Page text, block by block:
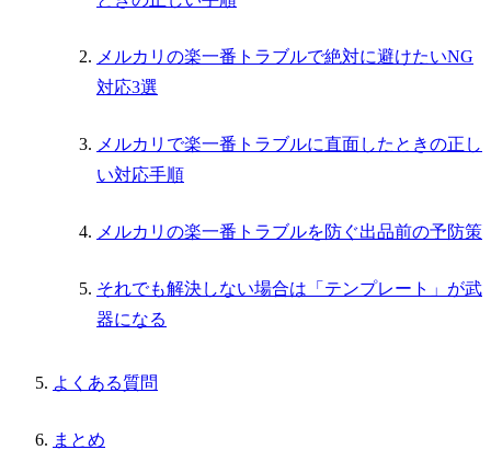
メルカリの楽一番トラブルで絶対に避けたいNG
対応3選
メルカリで楽一番トラブルに直面したときの正し
い対応手順
メルカリの楽一番トラブルを防ぐ出品前の予防策
それでも解決しない場合は「テンプレート」が武
器になる
よくある質問
まとめ